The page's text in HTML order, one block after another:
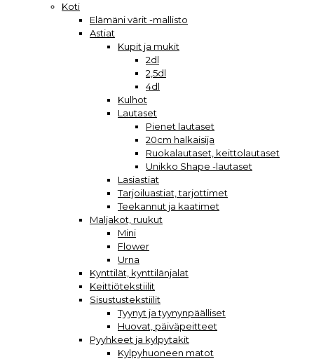
Koti
Elämäni värit -mallisto
Astiat
Kupit ja mukit
2dl
2,5dl
4dl
Kulhot
Lautaset
Pienet lautaset
20cm halkaisija
Ruokalautaset, keittolautaset
Unikko Shape -lautaset
Lasiastiat
Tarjoiluastiat, tarjottimet
Teekannut ja kaatimet
Maljakot, ruukut
Mini
Flower
Urna
Kynttilät, kynttilänjalat
Keittiötekstiilit
Sisustustekstiilit
Tyynyt ja tyynynpäälliset
Huovat, päiväpeitteet
Pyyhkeet ja kylpytakit
Kylpyhuoneen matot